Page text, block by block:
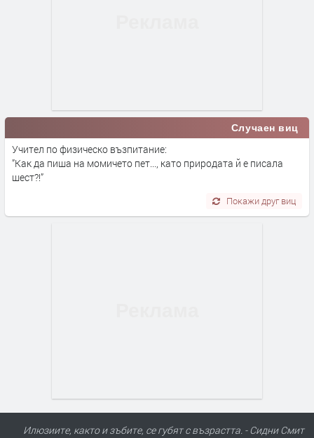
Случаен виц
Учител по физическо възпитание:
”Как да пиша на момичето пет..., като природата й е писала
шест?!”
Покажи друг виц
Илюзиите, както и зъбите, се губят с възрастта. - Сидни Смит